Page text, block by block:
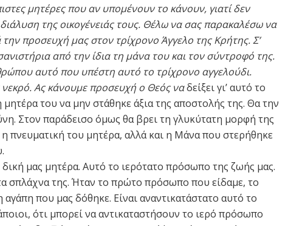
μητέρες που αν υπομένουν το κάνουν, γιατί δεν
της οικογένειάς τους. Θέλω να σας παρακαλέσω να
προσευχή μας στον τρίχρονο Άγγελο της Κρήτης. Σ’
από την ίδια τη μάνα του και τον σύντροφό της.
αυτό που υπέστη αυτό το τρίχρονο αγγελούδι.
νεκρό. Ας κάνουμε προσευχή ο Θεός ναδείξει γι’ αυτό το
μητέρα του να μην στάθηκε άξια της αποστολής της. Θα την
Στον παράδεισο όμως θα βρει τη γλυκύτατη μορφή της
πνευματική του μητέρα, αλλά και η Μάνα που στερήθηκε
μας μητέρα. Αυτό το ιερότατο πρόσωπο της ζωής μας.
σπλάχνα της. Ήταν το πρώτο πρόσωπο που είδαμε, το
που μας δόθηκε. Είναι αναντικατάστατο αυτό το
ότι μπορεί να αντικαταστήσουν το ιερό πρόσωπο